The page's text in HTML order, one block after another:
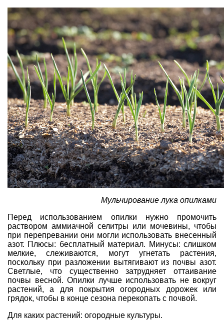
Мульчирование лука опилками
Перед использованием опилки нужно промочить
раствором аммиачной селитры или мочевины, чтобы
при перепревании они могли использовать внесенный
азот. Плюсы: бесплатный материал. Минусы: слишком
мелкие, слеживаются, могут угнетать растения,
поскольку при разложении вытягивают из почвы азот.
Светлые, что существенно затрудняет оттаивание
почвы весной. Опилки лучше использовать не вокруг
растений, а для покрытия огородных дорожек или
грядок, чтобы в конце сезона перекопать с почвой.
Для каких растений: огородные культуры.